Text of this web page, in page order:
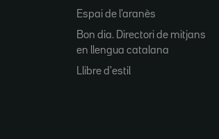
Espai de l'aranès
Bon dia. Directori de mitjans
en llengua catalana
Llibre d'estil